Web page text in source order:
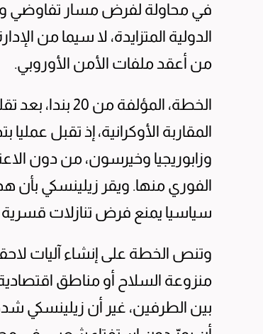
في محاولة لفرض مسار تفاوضي
الدولية المتزايدة، لا سيما من
من أعقد ملفات الأمن الأوروبي.
الخطة،
المقاربة الأوكرانية، إذ تقبل
وزابوريجيا وخيرسون، من دون
الفوري منها. ويقر زيلينسكي بأن
سياسيا يمنع فرض تنازلات
وتنص الخطة على إنشاء آليات
منزوعة السلاح أو مناطق
بين الطرفين، غير أن زيلينسكي